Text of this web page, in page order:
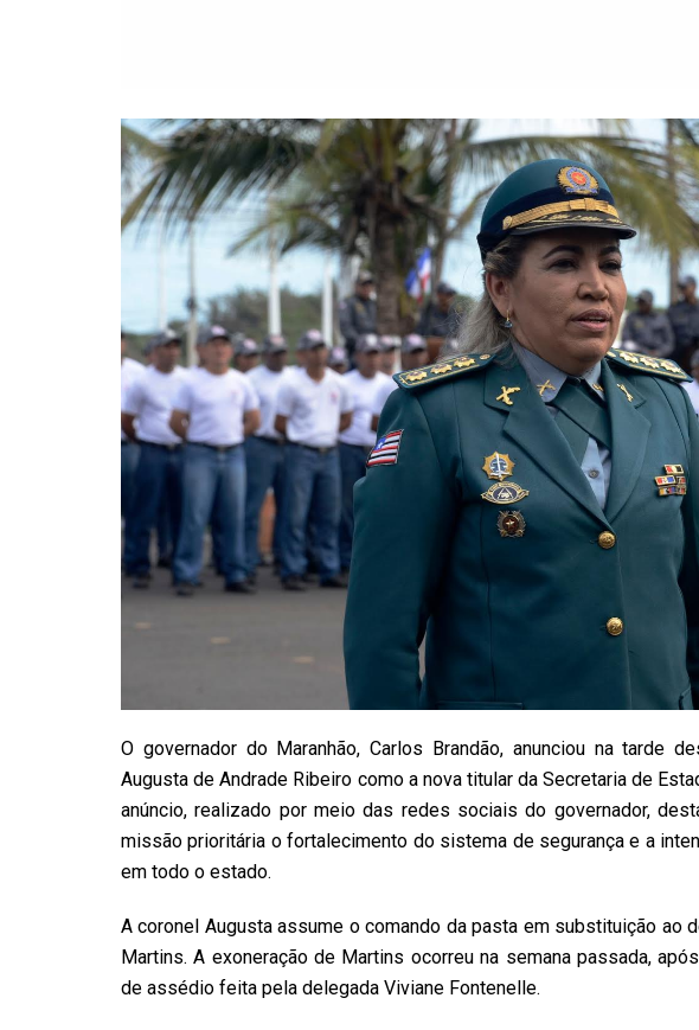
O governador do Maranhão, Carlos Brandão, anunciou na tarde
Augusta de Andrade Ribeiro como a nova titular da Secretaria de
anúncio, realizado por meio das redes sociais do governador,
missão prioritária o fortalecimento do sistema de segurança e a
em todo o estado.
​A coronel Augusta assume o comando da pasta em substituição ao
Martins. A exoneração de Martins ocorreu na semana passada,
de assédio feita pela delegada Viviane Fontenelle.